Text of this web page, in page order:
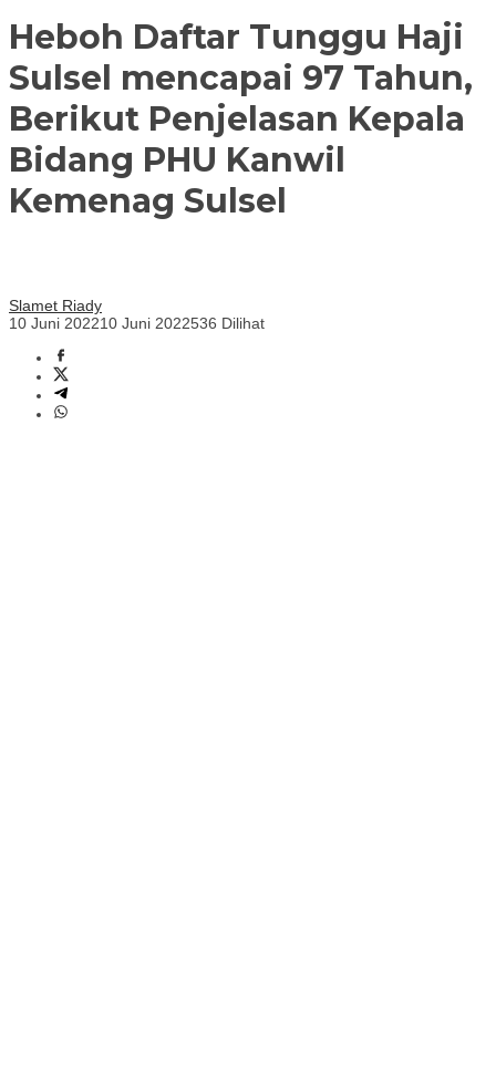
Heboh Daftar Tunggu Haji
Sulsel mencapai 97 Tahun,
Berikut Penjelasan Kepala
Bidang PHU Kanwil
Kemenag Sulsel
Slamet Riady
10 Juni 202210 Juni 2022536 Dilihat